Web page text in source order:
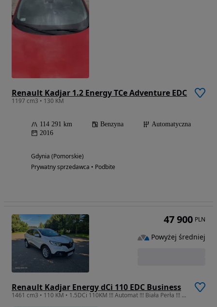
Renault Kadjar 1.2 Energy TCe Adventure EDC
1197 cm3 • 130 KM
114 291 km Benzyna
Automatyczna
2016
Gdynia (Pomorskie)
Prywatny sprzedawca • Podbite
Renault Kadjar Energy dCi 110 EDC Business
1461 cm3 • 110 KM • 1.5DCi 110KM !!! Automat !!! Biała Perła !!! Serwis
47 900 PLN
Powyżej średniej